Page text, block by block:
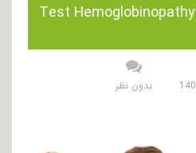
هدف از انجام آزمایش Test Hemoglobinopathy
بدون نظر